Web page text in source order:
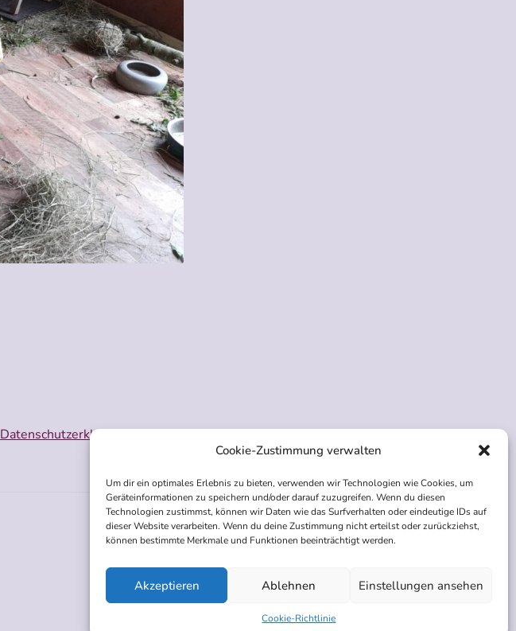
Cookie-Zustimmung verwalten
Um dir ein optimales Erlebnis zu bieten, verwenden wir Technologien wie Cookies, um
Geräteinformationen zu speichern und/oder darauf zuzugreifen. Wenn du diesen
Technologien zustimmst, können wir Daten wie das Surfverhalten oder eindeutige IDs auf
dieser Website verarbeiten. Wenn du deine Zustimmung nicht erteilst oder zurückziehst,
können bestimmte Merkmale und Funktionen beeinträchtigt werden.
Akzeptieren Ablehnen Einstellungen ansehen
Cookie-Richtlinie
DatenschutzerklärungImpressumPreiseAGBs